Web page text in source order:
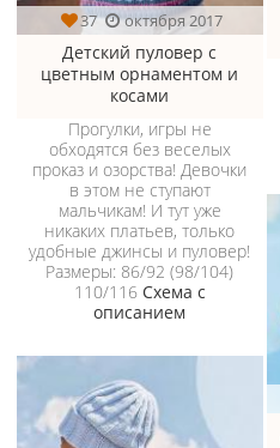
37 октября 2017
Детский пуловер с
цветным орнаментом и
косами
Прогулки, игры не
обходятся без веселых
проказ и озорства! Девочки
в этом не ступают
мальчикам! И тут уже
никаких платьев, только
удобные джинсы и пуловер!
Размеры: 86/92 (98/104)
110/116 Схема с
описанием